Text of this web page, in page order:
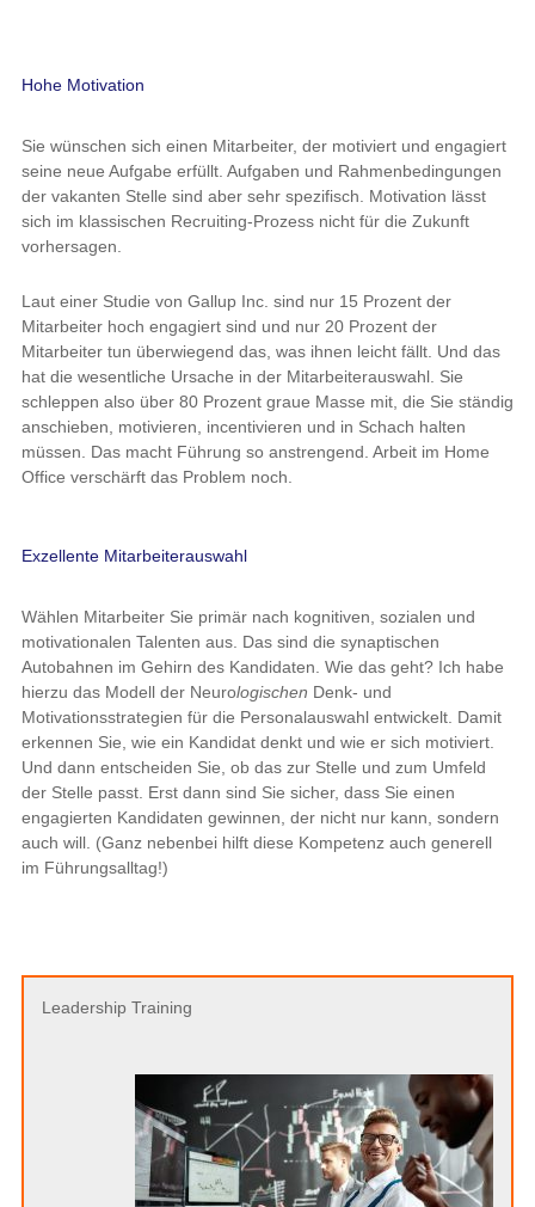
Hohe Motivation
Sie wünschen sich einen Mitarbeiter, der motiviert und engagiert
seine neue Aufgabe erfüllt. Aufgaben und Rahmenbedingungen
der vakanten Stelle sind aber sehr spezifisch. Motivation lässt
sich im klassischen Recruiting-Prozess nicht für die Zukunft
vorhersagen.
Laut einer Studie von Gallup Inc. sind nur 15 Prozent der
Mitarbeiter hoch engagiert sind und nur 20 Prozent der
Mitarbeiter tun überwiegend das, was ihnen leicht fällt. Und das
hat die wesentliche Ursache in der Mitarbeiterauswahl. Sie
schleppen also über 80 Prozent graue Masse mit, die Sie ständig
anschieben, motivieren, incentivieren und in Schach halten
müssen. Das macht Führung so anstrengend. Arbeit im Home
Office verschärft das Problem noch.
Exzellente Mitarbeiterauswahl
Wählen Mitarbeiter Sie primär nach kognitiven, sozialen und
motivationalen Talenten aus. Das sind die synaptischen
Autobahnen im Gehirn des Kandidaten. Wie das geht? Ich habe
hierzu das Modell der Neurologischen Denk- und
Motivationsstrategien für die Personalauswahl entwickelt. Damit
erkennen Sie, wie ein Kandidat denkt und wie er sich motiviert.
Und dann entscheiden Sie, ob das zur Stelle und zum Umfeld
der Stelle passt. Erst dann sind Sie sicher, dass Sie einen
engagierten Kandidaten gewinnen, der nicht nur kann, sondern
auch will. (Ganz nebenbei hilft diese Kompetenz auch generell
im Führungsalltag!)
Leadership Training